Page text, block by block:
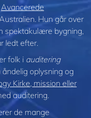
Avancerede
Hun går over
spektakulære bygning,
ledt efter.
folk i auditering
oplysning og
Kirke, mission eller
auditering.
de mange